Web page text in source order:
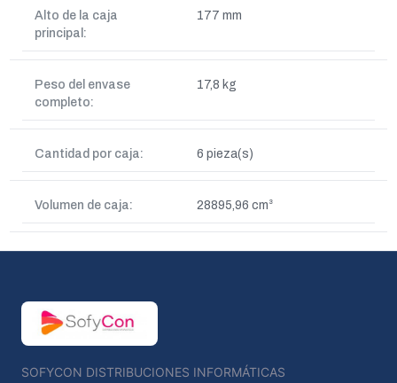
Alto de la caja
principal:
177 mm
Peso del envase
completo:
17,8 kg
Cantidad por caja: 6 pieza(s)
Volumen de caja: 28895,96 cm³
SOFYCON DISTRIBUCIONES INFORMÁTICAS